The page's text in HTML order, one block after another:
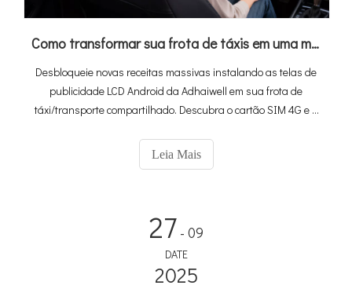
Como transformar sua frota de táxis em uma máquina de ganhar dinheiro com telas de anúncios LCD do Android (guia definitivo de 2026)
Desbloqueie novas receitas massivas instalando as telas de
publicidade LCD Android da Adhaiwell em sua frota de
táxi/transporte compartilhado. Descubra o cartão SIM 4G e a
Leia Mais
27 - 09
DATE
2025